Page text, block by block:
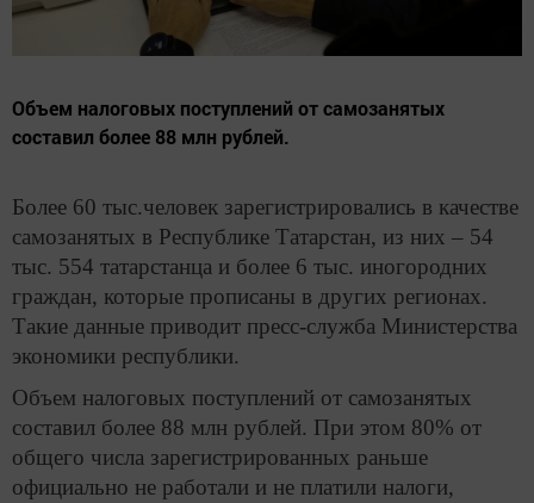
Объем налоговых поступлений от самозанятых
составил более 88 млн рублей.
Более 60 тыс.человек зарегистрировались в качестве
самозанятых в Республике Татарстан, из них – 54
тыс. 554 татарстанца и более 6 тыс. иногородних
граждан, которые прописаны в других регионах.
Такие данные приводит пресс-служба Министерства
экономики республики.
Объем налоговых поступлений от самозанятых
составил более 88 млн рублей. При этом 80% от
общего числа зарегистрированных раньше
официально не работали и не платили налоги,